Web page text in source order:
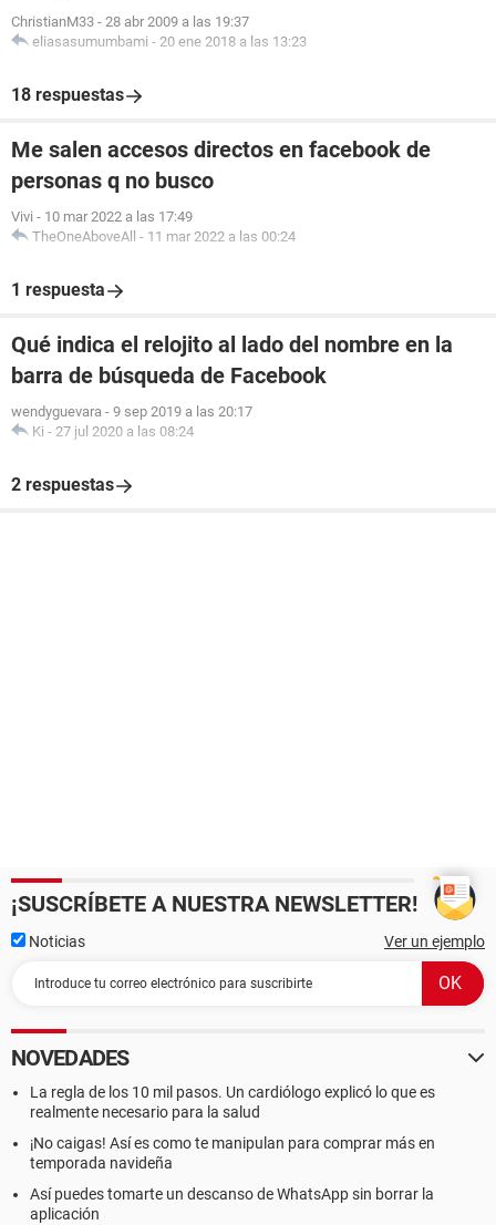
ChristianM33 - 28 abr 2009 a las 19:37
eliasasumumbami - 20 ene 2018 a las 13:23
18 respuestas
Me salen accesos directos en facebook de
personas q no busco
Vivi - 10 mar 2022 a las 17:49
TheOneAboveAll - 11 mar 2022 a las 00:24
1 respuesta
Qué indica el relojito al lado del nombre en la
barra de búsqueda de Facebook
wendyguevara - 9 sep 2019 a las 20:17
Ki - 27 jul 2020 a las 08:24
2 respuestas
¡SUSCRÍBETE A NUESTRA NEWSLETTER!
Noticias Ver un ejemplo
NOVEDADES
La regla de los 10 mil pasos. Un cardiólogo explicó lo que es
realmente necesario para la salud
¡No caigas! Así es como te manipulan para comprar más en
temporada navideña
Así puedes tomarte un descanso de WhatsApp sin borrar la
aplicación